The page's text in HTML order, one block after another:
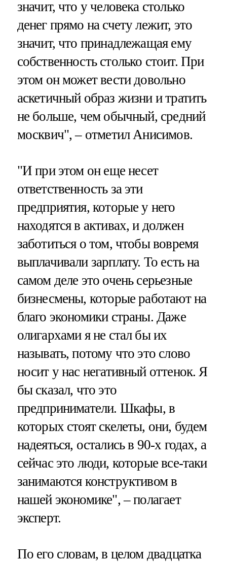
значит, что у человека столько
денег прямо на счету лежит, это
значит, что принадлежащая ему
собственность столько стоит. При
этом он может вести довольно
аскетичный образ жизни и тратить
не больше, чем обычный, средний
москвич", – отметил Анисимов.
"И при этом он еще несет
ответственность за эти
предприятия, которые у него
находятся в активах, и должен
заботиться о том, чтобы вовремя
выплачивали зарплату. То есть на
самом деле это очень серьезные
бизнесмены, которые работают на
благо экономики страны. Даже
олигархами я не стал бы их
называть, потому что это слово
носит у нас негативный оттенок. Я
бы сказал, что это
предприниматели. Шкафы, в
которых стоят скелеты, они, будем
надеяться, остались в 90-х годах, а
сейчас это люди, которые все-таки
занимаются конструктивом в
нашей экономике", – полагает
эксперт.
По его словам, в целом двадцатка